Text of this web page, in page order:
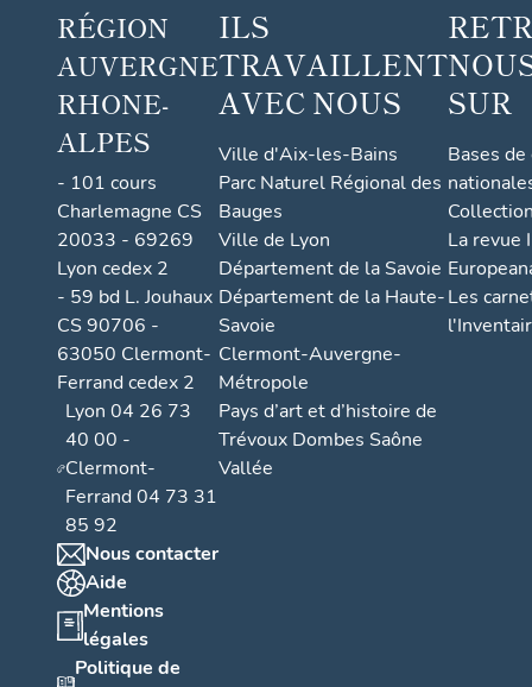
RÉGION
AUVERGNE
RHONE-
ALPES
- 101 cours
Charlemagne CS
20033 - 69269
Lyon cedex 2
- 59 bd L. Jouhaux
CS 90706 -
63050 Clermont-
Ferrand cedex 2
Lyon 04 26 73
40 00 -
Clermont-
Ferrand 04 73 31
85 92
Nous contacter
Aide
Mentions
légales
Politique de
ILS
TRAVAILLENT
AVEC NOUS
Ville d'Aix-les-Bains
Parc Naturel Régional des
Bauges
Ville de Lyon
Département de la Savoie
Département de la Haute-
Savoie
Clermont-Auvergne-
Métropole
Pays d’art et d’histoire de
Trévoux Dombes Saône
Vallée
SUR
Bases
La revue
Les